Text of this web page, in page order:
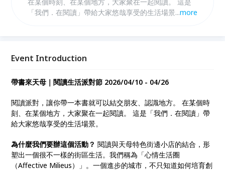
「我們．在閱讀」帶給大家悠哉享受的生活場景。 為
不只知道如何培育創意人才，更知道如何安置人們的心
...more
Event Introduction
帶書來天母｜閱讀生活派對節 2026/04/10 - 04/26
閱讀派對，讓你帶一本書就可以結交朋友、認識地方。 在某個時
刻、在某個地方，大家聚在一起閱讀。 這是「我們．在閱讀」帶
給大家悠哉享受的生活場景。
為什麼我們要辦這個活動？ 閱讀與天母特色街邊小店的結合，形
塑出一個很不一樣的街區生活。我們稱為「心情生活圈
（Affective Milieus）」。一個進步的城市，不只知道如何培育創